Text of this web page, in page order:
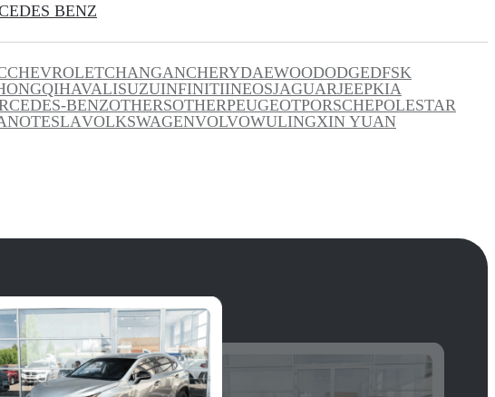
BENZ
CHEVROLETCHANGANCHERYDAEWOODODGEDFSK
HAVALISUZUINFINITIINEOSJAGUARJEEPKIA
BENZOTHERSOTHERPEUGEOTPORSCHEPOLESTAR
TESLAVOLKSWAGENVOLVOWULINGXIN YUAN